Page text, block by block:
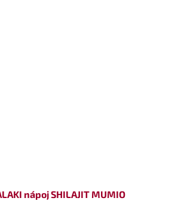
nápoj SHILAJIT MUMIO